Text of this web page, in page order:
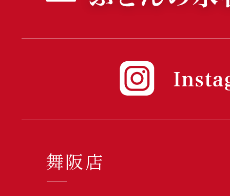
舞阪店